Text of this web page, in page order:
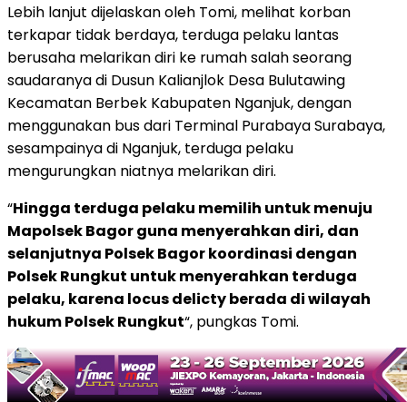
Lebih lanjut dijelaskan oleh Tomi, melihat korban
terkapar tidak berdaya, terduga pelaku lantas
berusaha melarikan diri ke rumah salah seorang
saudaranya di Dusun Kalianjlok Desa Bulutawing
Kecamatan Berbek Kabupaten Nganjuk, dengan
menggunakan bus dari Terminal Purabaya Surabaya,
sesampainya di Nganjuk, terduga pelaku
mengurungkan niatnya melarikan diri.
“Hingga terduga pelaku memilih untuk menuju
Mapolsek Bagor guna menyerahkan diri, dan
selanjutnya Polsek Bagor koordinasi dengan
Polsek Rungkut untuk menyerahkan terduga
pelaku, karena locus delicty berada di wilayah
hukum Polsek Rungkut“, pungkas Tomi.